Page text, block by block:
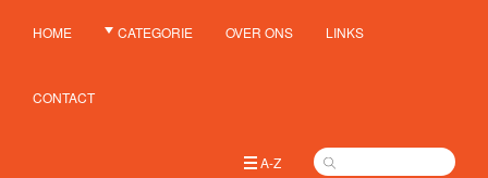
HOME CATEGORIE OVER ONS LINKS
CONTACT
A-Z